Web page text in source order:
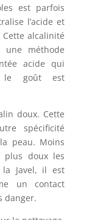
est parfois
l’acide et
alcalinité
une méthode
acide qui
le goût est
doux. Cette
spécificité
peau. Moins
plus doux les
la Javel, il est
un contact
danger.